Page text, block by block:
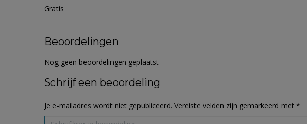
Gratis
Beoordelingen
Nog geen beoordelingen geplaatst
Schrijf een beoordeling
Je e-mailadres wordt niet gepubliceerd. Vereiste velden zijn gemarkeerd met *